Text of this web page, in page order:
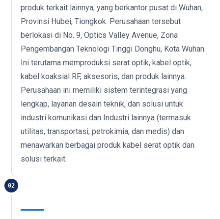
produk terkait lainnya, yang berkantor pusat di Wuhan,
Provinsi Hubei, Tiongkok. Perusahaan tersebut
berlokasi di No. 9, Optics Valley Avenue, Zona
Pengembangan Teknologi Tinggi Donghu, Kota Wuhan.
Ini terutama memproduksi serat optik, kabel optik,
kabel koaksial RF, aksesoris, dan produk lainnya.
Perusahaan ini memiliki sistem terintegrasi yang
lengkap, layanan desain teknik, dan solusi untuk
industri komunikasi dan Industri lainnya (termasuk
utilitas, transportasi, petrokimia, dan medis) dan
menawarkan berbagai produk kabel serat optik dan
solusi terkait.
02